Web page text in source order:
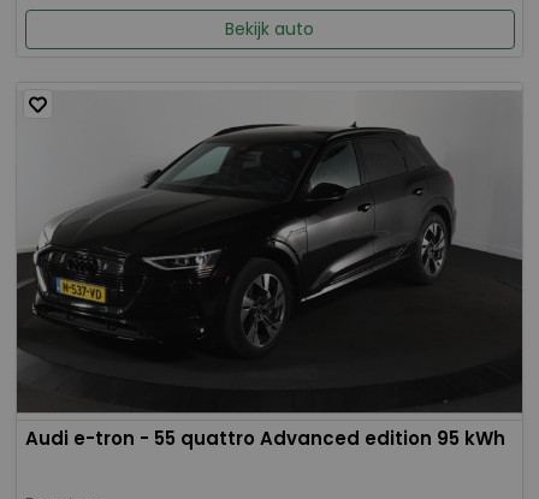
Bekijk auto
Audi e-tron - 55 quattro Advanced edition 95 kWh